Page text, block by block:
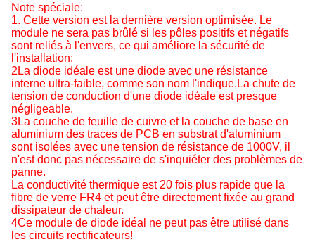
Note spéciale:
1. Cette version est la dernière version optimisée. Le
module ne sera pas brûlé si les pôles positifs et négatifs
sont reliés à l'envers, ce qui améliore la sécurité de
l'installation;
2La diode idéale est une diode avec une résistance
interne ultra-faible, comme son nom l'indique.La chute de
tension de conduction d'une diode idéale est presque
négligeable.
3La couche de feuille de cuivre et la couche de base en
aluminium des traces de PCB en substrat d'aluminium
sont isolées avec une tension de résistance de 1000V, il
n'est donc pas nécessaire de s'inquiéter des problèmes de
panne.
La conductivité thermique est 20 fois plus rapide que la
fibre de verre FR4 et peut être directement fixée au grand
dissipateur de chaleur.
4Ce module de diode idéal ne peut pas être utilisé dans
les circuits rectificateurs!